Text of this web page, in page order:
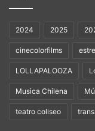
2024 2025
cinecolorfilms
LOLLAPALOOZA
Musica Chilena
teatro coliseo